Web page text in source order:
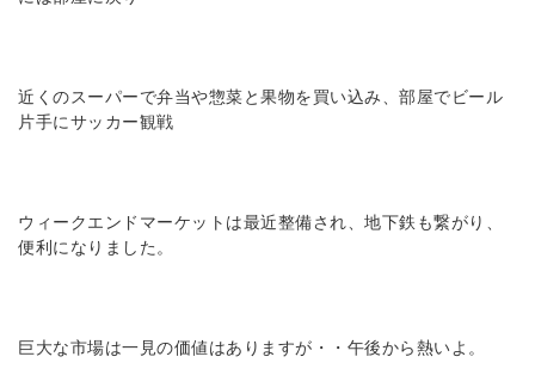
近くのスーパーで弁当や惣菜と果物を買い込み、部屋でビール
片手にサッカー観戦
ウィークエンドマーケットは最近整備され、地下鉄も繋がり、
便利になりました。
巨大な市場は一見の価値はありますが・・午後から熱いよ。